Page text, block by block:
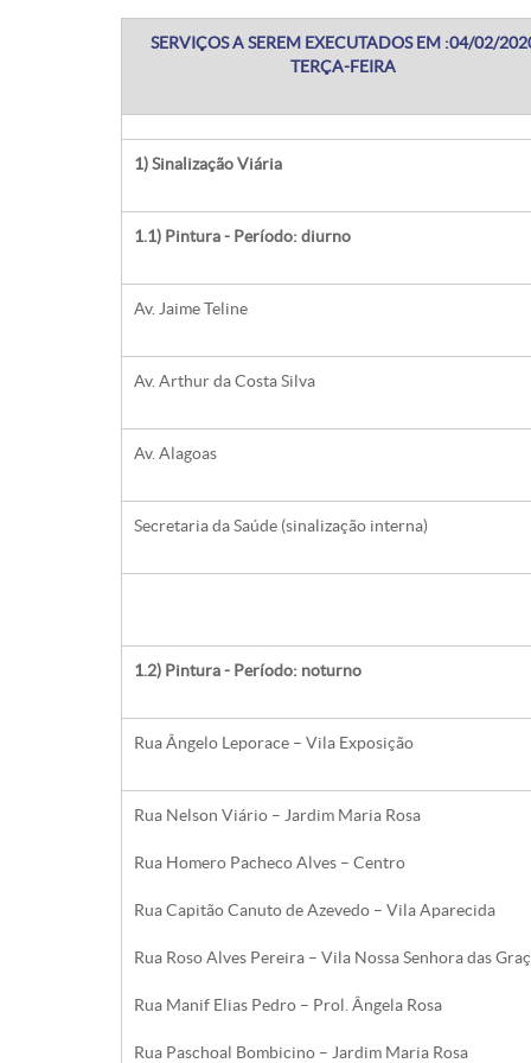
SERVIÇOS A SEREM EXECUTADOS EM :04/02/
TERÇA-FEIRA
1) Sinalização Viária
1.1) Pintura - Período: diurno
Av. Jaime Teline
Av. Arthur da Costa Silva
Av. Alagoas
Secretaria da Saúde (sinalização interna)
1.2) Pintura - Período: noturno
Rua Ângelo Leporace – Vila Exposição
Rua Nelson Viário – Jardim Maria Rosa
Rua Homero Pacheco Alves – Centro
Rua Capitão Canuto de Azevedo – Vila Aparecida
Rua Roso Alves Pereira – Vila Nossa Senhora das
Rua Manif Elias Pedro – Prol. Ângela Rosa
Rua Paschoal Bombicino – Jardim Maria Rosa